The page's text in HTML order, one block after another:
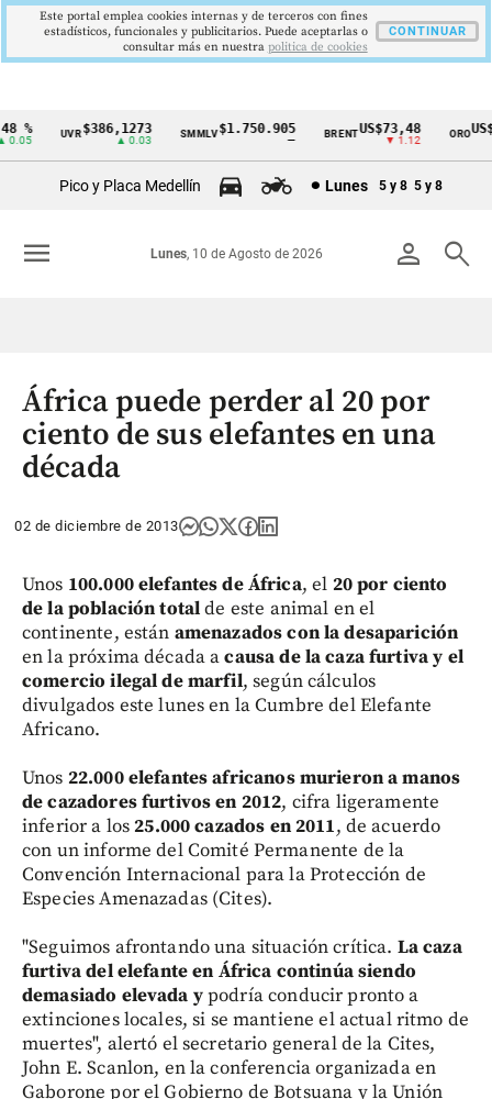
Cintillo
Colombia
% UVR$386,1273
▲ 0.03
SMMLV$1.750.905 BRENTUS$73,48
▼ 1.12
ORO
Pico y Placa Medellín Lunes 5 y 8 5 y 8
person search
Lunes, 10 de Agosto de 2026
menu
África puede perder al 20 por
ciento de sus elefantes en una
década
02 de diciembre de 2013
Unos 100.000 elefantes de África, el 20 por ciento
de la población totalde este animal en el
continente, están amenazados con la desaparición
en la próxima década acausa de la caza furtiva y el
comercio ilegal de marfil, según cálculos
divulgados este lunes en la Cumbre del Elefante
Africano.
Unos 22.000 elefantes africanos murieron a manos
de cazadores furtivos en 2012, cifra ligeramente
inferior a los25.000 cazados en 2011, de acuerdo
con un informe del Comité Permanente de la
Convención Internacional para la Protección de
Especies Amenazadas (Cites).
"Seguimos afrontando una situación crítica. La caza
furtiva del elefante en África continúa siendo
demasiado elevada ypodría conducir pronto a
extinciones locales, si se mantiene el actual ritmo de
muertes", alertó el secretario general de la Cites,
John E. Scanlon, en la conferencia organizada en
Gaborone por el Gobierno de Botsuana y la Unión
Este portal emplea cookies internas y de terceros con fines
estadísticos, funcionales y publicitarios. Puede aceptarlas o
consultar más en nuestra politica de cookies
CONTINUAR